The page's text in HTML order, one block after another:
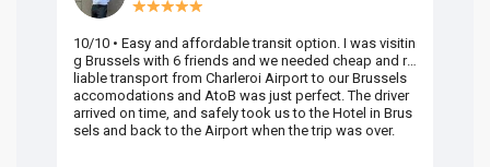
10/10 • Easy and affordable transit option. I was visitin
g Brussels with 6 friends and we needed cheap and re
liable transport from Charleroi Airport to our Brussels
accomodations and AtoB was just perfect. The driver
arrived on time, and safely took us to the Hotel in Brus
sels and back to the Airport when the trip was over.